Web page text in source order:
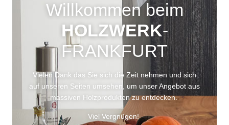
Willkommen beim
HOLZWERK-
FRANKFURT
Vielen Dank das Sie sich die Zeit nehmen und sich
auf unseren Seiten umsehen, um unser Angebot aus
massiven Holzprodukten zu entdecken.
Viel Vergnügen!